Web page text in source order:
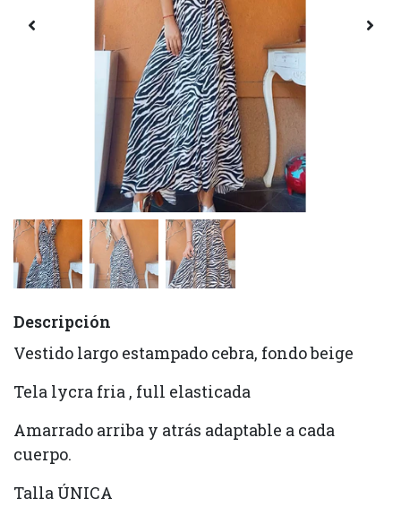
Descripción
Vestido largo estampado cebra, fondo beige
Tela lycra fria , full elasticada
Amarrado arriba y atrás adaptable a cada
cuerpo.
Talla ÚNICA